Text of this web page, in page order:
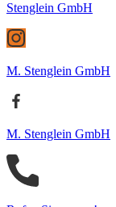
Stenglein GmbH
M. Stenglein GmbH
M. Stenglein GmbH